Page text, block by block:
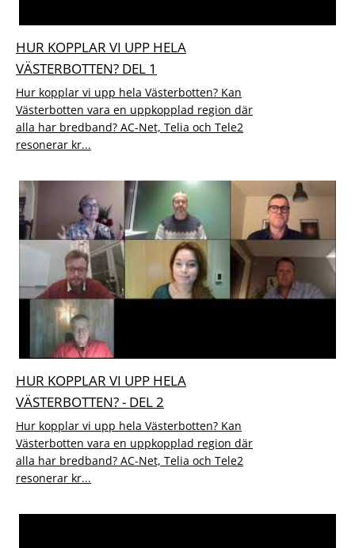
HUR KOPPLAR VI UPP HELA
VÄSTERBOTTEN? DEL 1
Hur kopplar vi upp hela Västerbotten? Kan
Västerbotten vara en uppkopplad region där
alla har bredband? AC-Net, Telia och Tele2
resonerar kr...
HUR KOPPLAR VI UPP HELA
VÄSTERBOTTEN? - DEL 2
Hur kopplar vi upp hela Västerbotten? Kan
Västerbotten vara en uppkopplad region där
alla har bredband? AC-Net, Telia och Tele2
resonerar kr...